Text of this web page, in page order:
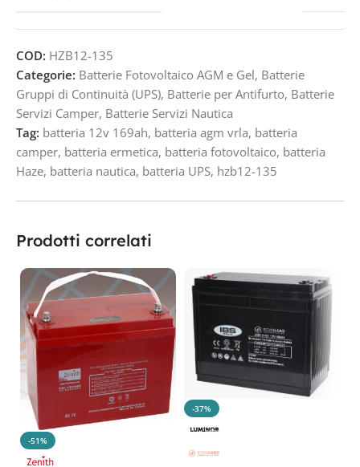
COD: HZB12-135
Categorie: Batterie Fotovoltaico AGM e Gel, Batterie
Gruppi di Continuità (UPS), Batterie per Antifurto, Batterie
Servizi Camper, Batterie Servizi Nautica
Tag: batteria 12v 169ah, batteria agm vrla, batteria
camper, batteria ermetica, batteria fotovoltaico, batteria
Haze, batteria nautica, batteria UPS, hzb12-135
Prodotti correlati
-51%
-37%